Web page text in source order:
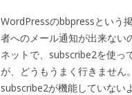
WordPressのbbpressという
者へのメール通知が出来ない
ネットで、subscribe2を使っ
が、どうもうまく行きません。
subscribe2が機能していない